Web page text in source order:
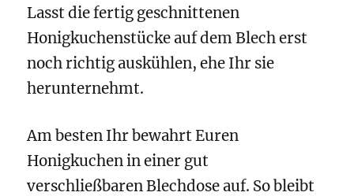
Lasst die fertig geschnittenen
Honigkuchenstücke auf dem Blech erst
noch richtig auskühlen, ehe Ihr sie
herunternehmt.
Am besten Ihr bewahrt Euren
Honigkuchen in einer gut
verschließbaren Blechdose auf. So bleibt